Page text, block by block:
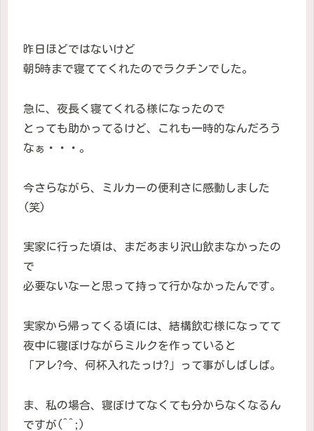
昨日ほどではないけど
朝5時まで寝ててくれたのでラクチンでした。
急に、夜長く寝てくれる様になったので
とっても助かってるけど、これも一時的なんだろう
なぁ・・・。
今さらながら、ミルカーの便利さに感動しました
(笑)
実家に行った頃は、まだあまり沢山飲まなかったの
で
必要ないなーと思って持って行かなかったんです。
実家から帰ってくる頃には、結構飲む様になってて
夜中に寝ぼけながらミルクを作っていると
「アレ?今、何杯入れたっけ?」って事がしばしば。
ま、私の場合、寝ぼけてなくても分からなくなるん
ですが(^^;)